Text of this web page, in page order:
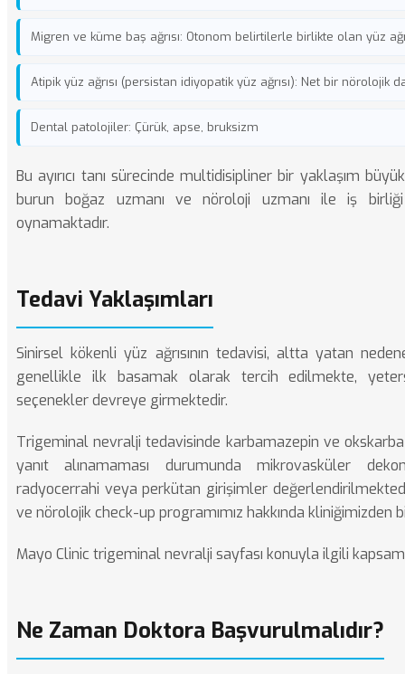
Migren ve küme baş ağrısı: Otonom belirtilerle birlikte olan yüz
Atipik yüz ağrısı (persistan idiyopatik yüz ağrısı): Net bir nörolojik
Dental patolojiler: Çürük, apse, bruksizm
Bu ayırıcı tanı sürecinde multidisipliner bir yaklaşım
burun boğaz uzmanı ve nöroloji uzmanı ile iş birliği
oynamaktadır.
Tedavi Yaklaşımları
Sinirsel kökenli yüz ağrısının tedavisi, altta yatan
genellikle ilk basamak olarak tercih edilmekte,
seçenekler devreye girmektedir.
Trigeminal nevralji tedavisinde karbamazepin ve
yanıt alınamaması durumunda mikrovasküler
radyocerrahi veya perkütan girişimler
ve nörolojik check-up programımız hakkında kliniğimizden
Mayo Clinic trigeminal nevralji sayfası konuyla ilgili
Ne Zaman Doktora Başvurulmalıdır?